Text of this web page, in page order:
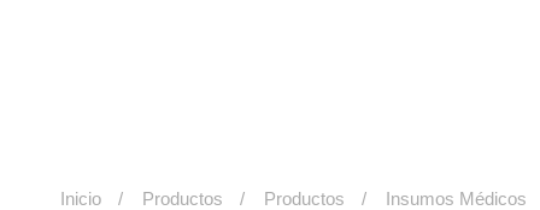
Inicio Productos Productos Insumos Médicos